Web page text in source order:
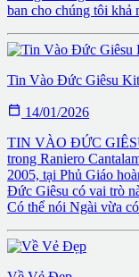
ban cho chúng tôi khả
Tin Vào Đức Giêsu
 14/01/2026
TIN VÀO ĐỨC
trong Raniero
2005, tại Phủ Giáo
Đức Giêsu có vai trò
Có thể nói Ngài vừa